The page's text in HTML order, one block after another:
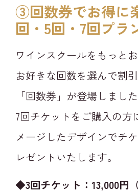
③回数券でお得に
回・5回・7回プラ
ワインスクールをもっとお
お好きな回数を選んで割
「回数券」が登場しました
7回チケットをご購入の方
メージしたデザインでチ
レゼントいたします。
◆3回チケット：13,000円